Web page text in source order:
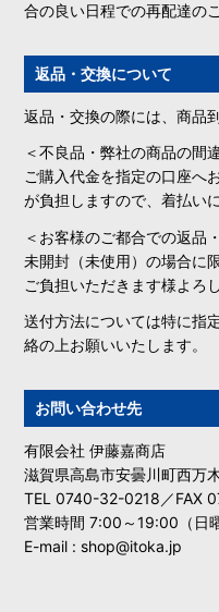
合の良い日程での再配達の
返品・交換について
返品・交換の際には、商品
＜不良品・弊社の商品の間
ご購入代金を指定の口座へ
が負担しますので、着払い
＜お客様のご都合での返品
未開封（未使用）の場合に
ご負担いただきます様よろ
送付方法については特に指
絡の上お願いいたします。
お問い合わせ先
有限会社 伊藤嘉商店
滋賀県高島市安曇川町西万
TEL 0740-32-0218／FAX
営業時間 7:00～19:00（日
E-mail : shop@itoka.jp